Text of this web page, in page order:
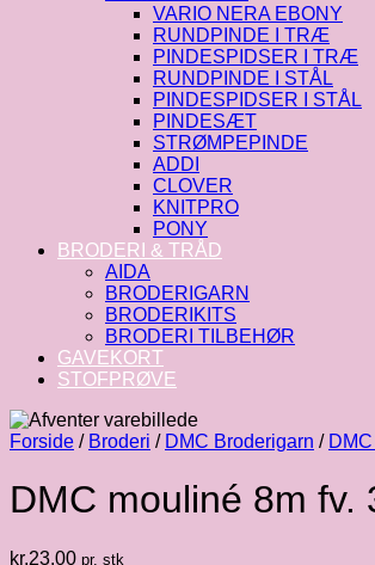
VARIO NERA EBONY
RUNDPINDE I TRÆ
PINDESPIDSER I TRÆ
RUNDPINDE I STÅL
PINDESPIDSER I STÅL
PINDESÆT
STRØMPEPINDE
ADDI
CLOVER
KNITPRO
PONY
BRODERI & TRÅD
AIDA
BRODERIGARN
BRODERIKITS
BRODERI TILBEHØR
GAVEKORT
STOFPRØVE
Forside / Broderi / DMC Broderigarn /
DMC mouliné 8m fv.
kr.23.00 pr. stk